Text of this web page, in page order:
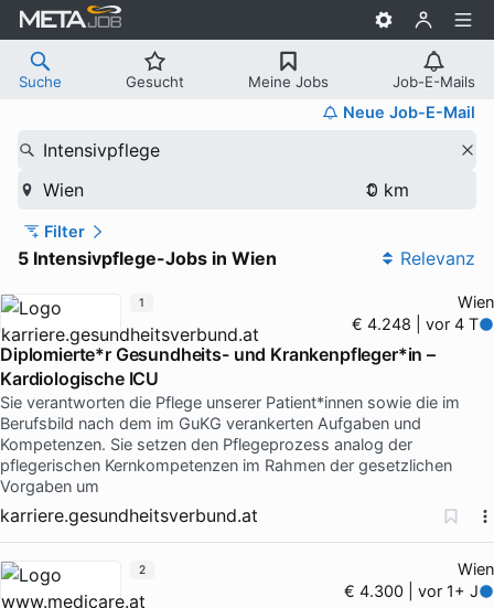
Suche Gesucht Meine Jobs Job-E-Mails
Neue Job-E-Mail
Intensivpflege
Wien
Filter
5 Intensivpflege-Jobs in Wien Relevanz
Wien
€ 4.248 | vor 4 T
Diplomierte*r Gesundheits- und Krankenpfleger*in –
Kardiologische ICU
Sie verantworten die Pflege unserer Patient*innen sowie die im
Berufsbild nach dem im GuKG verankerten Aufgaben und
Kompetenzen. Sie setzen den Pflegeprozess analog der
pflegerischen Kernkompetenzen im Rahmen der gesetzlichen
Vorgaben um
karriere.gesundheitsverbund.at
1
Wien
€ 4.300 | vor 1+ J
2